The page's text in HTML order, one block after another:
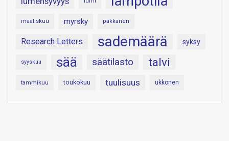
maaliskuu myrsky pakkanen
Research Letters sademäärä syksy
syyskuu sää säätilasto talvi
tammikuu toukokuu tuulisuus ukkonen